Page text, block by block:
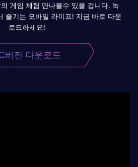
게임 체험 만나볼수 있을 겁니다. 녹
즐기는 모바일 라이프! 지금 바로 다운
로드하세요!
버전 다운로드